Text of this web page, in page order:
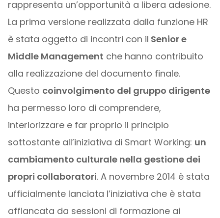
rappresenta un’opportunità a libera adesione.
La prima versione realizzata dalla funzione HR
è stata oggetto di incontri con il Senior e
Middle Management che hanno contribuito
alla realizzazione del documento finale.
Questo coinvolgimento del gruppo dirigente
ha permesso loro di comprendere,
interiorizzare e far proprio il principio
sottostante all’iniziativa di Smart Working: un
cambiamento culturale nella gestione dei
propri collaboratori. A novembre 2014 è stata
ufficialmente lanciata l’iniziativa che è stata
affiancata da sessioni di formazione ai